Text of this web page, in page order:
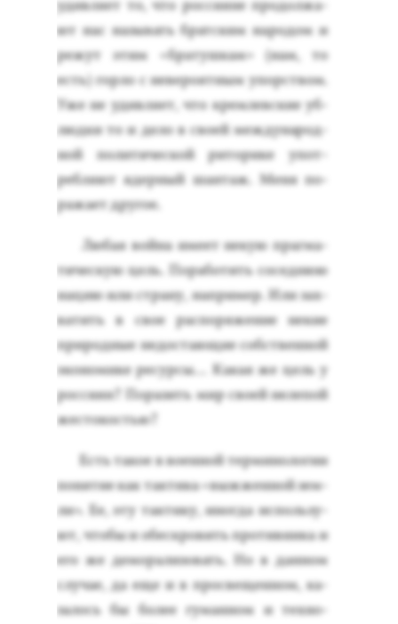
удив­ля­ет то, что рос­си­яне про­дол­жа­
ют нас на­зывать брат­ским на­родом и
ре­жут этим «бра­туш­кам» (нам, то
есть) гор­ло с не­веро­ят­ным упорс­твом.
Уже не удив­ля­ет, что крем­лев­ские уб­
людки то и де­ло в сво­ей меж­ду­народ­
ной по­лити­чес­кой ри­тори­ке упот­
ребля­ют ядер­ный шан­таж. Ме­ня по­
ража­ет дру­гое.
Лю­бая вой­на име­ет не­кую праг­ма­
тичес­кую цель. По­рабо­тить со­сед­нюю
на­цию или стра­ну, нап­ри­мер. Или зах­
ва­тить в свое рас­по­ряже­ние не­кие
при­род­ные не­дос­та­ющие собс­твен­ной
эко­номи­ке ре­сур­сы… Ка­кая же цель у
рос­си­ян? По­разить мир сво­ей не­лепой
жес­то­костью?
Есть та­кое в во­ен­ной тер­ми­ноло­гии
по­нятие как так­ти­ка «выж­женной зем­
ли». Ее, эту так­ти­ку, иног­да ис­поль­зу­
ют, что­бы и обес­кро­вить про­тив­ни­ка и
его же де­мора­лизо­вать. Но в дан­ном
слу­чае, да еще и в прос­ве­щен­ном, ка­
залось бы бо­лее гу­ман­ном и тех­но­